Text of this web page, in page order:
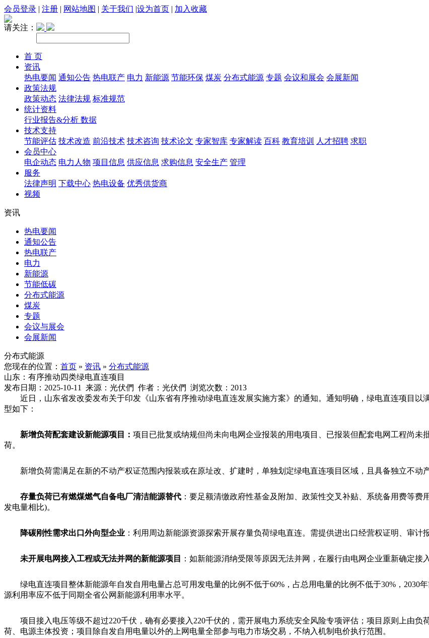
会员登录 | 注册 | 网站地图 | 关于我们 |设为首页 | 加入收藏
请关注：
首 页
资讯
热电要闻 通知公告 热电联产 电力 新能源 节能环保 煤炭 分布式能源 专题 会议和展会 会展新闻
政策法规
政策动态 法律法规 标准规范
统计资料
行业报告&分析 数据
技术支持
节能评估 技术改造 前沿技术 技术咨询 技术论文 专家智库 专家解读 百科 教育培训 人才招聘 求职
会员中心
电企动态 电力人物 项目信息 供应信息 求购信息 安全生产 管理
服务
法律声明 下载中心 热电设备 优秀供货商
视频
资讯
热电要闻
通知公告
热电联产
电力
新能源
节能低碳
分布式能源
煤炭
专题
会议与展会
会展新闻
分布式能源
您现在的位置： 首页 » 资讯 » 分布式能源
山东：有序推动四类绿电直连项目
发布日期：2025-10-11 来源：光伏們 作者：光伏們 浏览次数： 2013
近日，山东省发改委发布关于印发《山东省有序推动绿电直连发展实施方案》的通知。通知明确，绿电直连项目
型如下：
新增负荷配套建设新能源项目： 项目已批复或纳规但尚未向电网企业报装的用电项目、已报装但配套电网工程尚
荷。
新增负荷需满足在新的不动产权证范围内报装或在原址改、扩建时，单独划定绿电直连项目区域，且具备独立不动
存量负荷已有燃煤燃气自备电厂清洁能源替代 ：要足额清缴政府性基金及附加、政策性交叉补贴、系统备用费等
发电量相比)。
降碳刚性需求出口外向型企业 ：利用周边新能源资源探索开展存量负荷绿电直连。需提供进出口经营权证明、审
未开展电网接入工程或无法并网的新能源项目 ：如新能源消纳受限等原因无法并网，在履行由电网企业重新确定接
绿电直连项目整体新能源年自发自用电量占总可用发电量的比例不低于60%，占总用电量的比例不低于30%，2030
源利用率应不低于同期全省公网新能源利用率水平。
项目接入电压等级不超过220千伏，确有必要接入220千伏的，需开展电力系统安全风险专项评估；项目原则上由
荷、电源主体投资；项目除自发自用电量以外的上网电量全部参与电力市场交易，不纳入机制电价执行范围。